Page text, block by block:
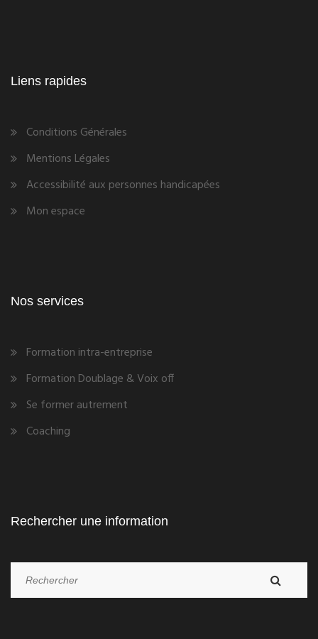
Liens rapides
Conditions Générales
Mentions Légales
Accessibilité aux personnes handicapées
Mon espace
Nos services
Formation intra-entreprise
Formation Doublage & Voix off
Se former autrement
Coaching
Rechercher une information